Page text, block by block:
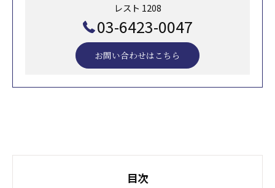
レスト 1208
03-6423-0047
お問い合わせはこちら
目次